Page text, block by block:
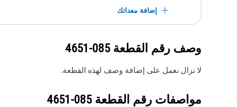
إضافة معداتك
وصف رقم القطعة 085-4651
لا نزال نعمل على إضافة وصف لهذه القطعة.
مواصفات رقم القطعة 085-4651